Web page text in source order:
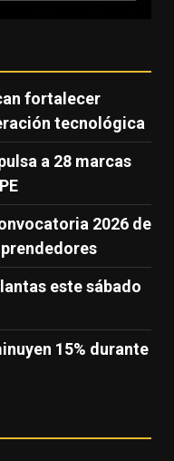
fortalecer
tecnológica
a 28 marcas
2026 de
este sábado
15% durante